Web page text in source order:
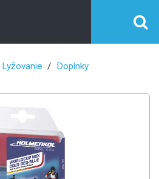
Lyžovanie Doplnky